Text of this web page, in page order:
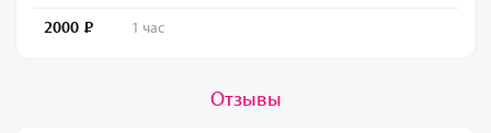
2000 1 час
Отзывы